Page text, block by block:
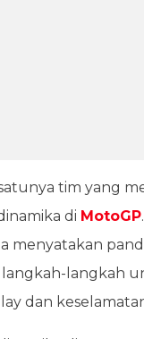
tim yang
di MotoGP
menyatakan
langkah
dan